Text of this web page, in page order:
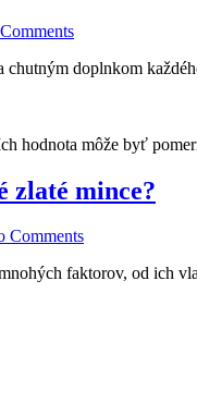
chutným doplnkom
zlaté mince?
Comments
faktorov, od ich